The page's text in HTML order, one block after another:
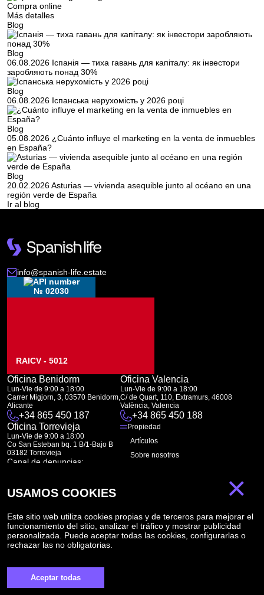
Compra online
Más detalles
Blog
Blog
06.08.2026 Іспанія — тиха гавань для капіталу: як інвестори
заробляють понад 30%
Blog
06.08.2026 Іспанська нерухомість у 2026 році
Blog
05.08.2026 ¿Cuánto influye el marketing en la venta de inmuebles
en España?
Blog
20.02.2026Asturias — vivienda asequible junto al océano en una
región verde de España
Ir al blog
info@spanish-life.estate
№ 02030
RAICV - 5012
Oficina Benidorm
Lun-Vie de 9:00 a 18:00
Carrer Migjorn, 3, 03570 Benidorm,
Alicante
+34 865 450 187
Oficina Valencia
Lun-Vie de 9:00 a 18:00
C/ de Quart, 110, Extramurs, 46008
València, Valencia
+34 865 450 188
Oficina Torrevieja
Lun-Vie de 9:00 a 18:00
Co San Esteban bq. 1 B/1-Bajo B
03182 Torrevieja
Canal de denuncias:
Propiedad
Artículos
Sobre nosotros
Suscripción
Suscríbase a nuestras noticias. Envío semanal
×
USAMOS COOKIES
Este sitio web utiliza cookies propias y de terceros para mejorar el
funcionamiento del sitio, analizar el tráfico y mostrar publicidad
personalizada. Puede aceptar todas las cookies, configurarlas o
rechazar las no obligatorias.
Aceptar todas